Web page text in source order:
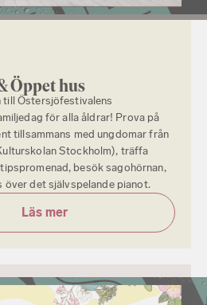
Öppet hus
till Östersjöfestivalens
för alla åldrar! Prova på
tillsammans med ungdomar från
Stockholm), träffa
besök sagohörnan,
över det självspelande pianot.
Läs mer